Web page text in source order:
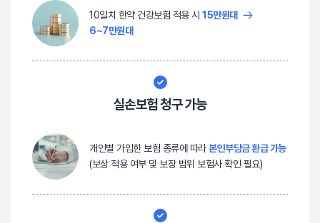
10일치 한약 건강보험 적용 시 15만원대
6~7만원대
실손보험 청구 가능
개인별 가입한 보험 종류에 따라본인부담금 환급 가능
(보상 적용 여부 및 보장 범위 보험사 확인 필요)